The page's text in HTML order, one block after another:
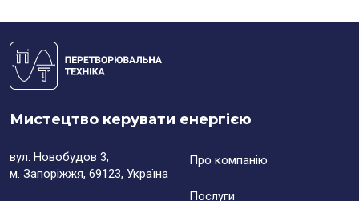
Мистецтво керувати енергією
вул. Новобудов 3,
м. Запоріжжя, 69123, Україна
Про компанію
Послуги